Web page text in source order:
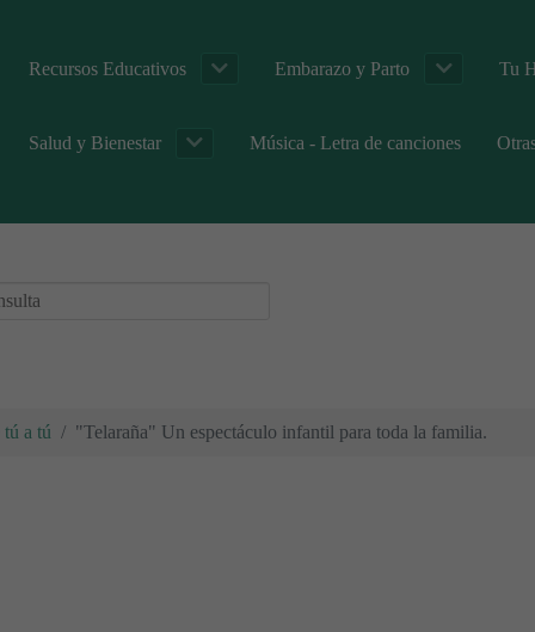
Recursos Educativos Embarazo y Parto Tu
Salud y Bienestar Música - Letra de canciones
tú a tú "Telaraña" Un espectáculo infantil para toda la familia.